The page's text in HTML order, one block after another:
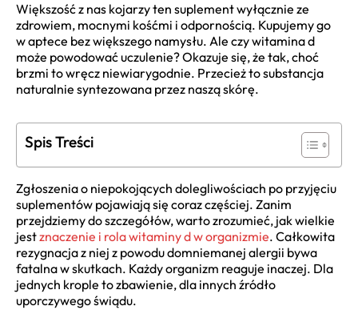
Większość z nas kojarzy ten suplement wyłącznie ze
zdrowiem, mocnymi kośćmi i odpornością. Kupujemy go
w aptece bez większego namysłu. Ale czy witamina d
może powodować uczulenie? Okazuje się, że tak, choć
brzmi to wręcz niewiarygodnie. Przecież to substancja
naturalnie syntezowana przez naszą skórę.
Spis Treści
Zgłoszenia o niepokojących dolegliwościach po przyjęciu
suplementów pojawiają się coraz częściej. Zanim
przejdziemy do szczegółów, warto zrozumieć, jak wielkie
jestznaczenie i rola witaminy d w organizmie. Całkowita
rezygnacja z niej z powodu domniemanej alergii bywa
fatalna w skutkach. Każdy organizm reaguje inaczej. Dla
jednych krople to zbawienie, dla innych źródło
uporczywego świądu.